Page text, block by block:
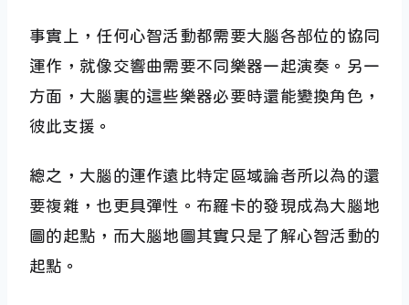
事實上，任何心智活動都需要大腦各部位的協同
運作，就像交響曲需要不同樂器一起演奏。另一
方面，大腦裏的這些樂器必要時還能變換角色，
彼此支援。
總之，大腦的運作遠比特定區域論者所以為的還
要複雜，也更具彈性。布羅卡的發現成為大腦地
圖的起點，而大腦地圖其實只是了解心智活動的
起點。